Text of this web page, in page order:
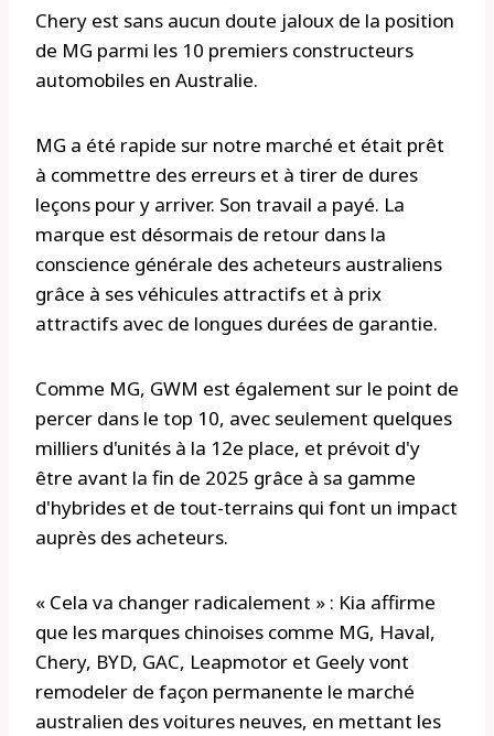
Chery est sans aucun doute jaloux de la position
de MG parmi les 10 premiers constructeurs
automobiles en Australie.
MG a été rapide sur notre marché et était prêt
à commettre des erreurs et à tirer de dures
leçons pour y arriver. Son travail a payé. La
marque est désormais de retour dans la
conscience générale des acheteurs australiens
grâce à ses véhicules attractifs et à prix
attractifs avec de longues durées de garantie.
Comme MG, GWM est également sur le point de
percer dans le top 10, avec seulement quelques
milliers d'unités à la 12e place, et prévoit d'y
être avant la fin de 2025 grâce à sa gamme
d'hybrides et de tout-terrains qui font un impact
auprès des acheteurs.
« Cela va changer radicalement » : Kia affirme
que les marques chinoises comme MG, Haval,
Chery, BYD, GAC, Leapmotor et Geely vont
remodeler de façon permanente le marché
australien des voitures neuves, en mettant les